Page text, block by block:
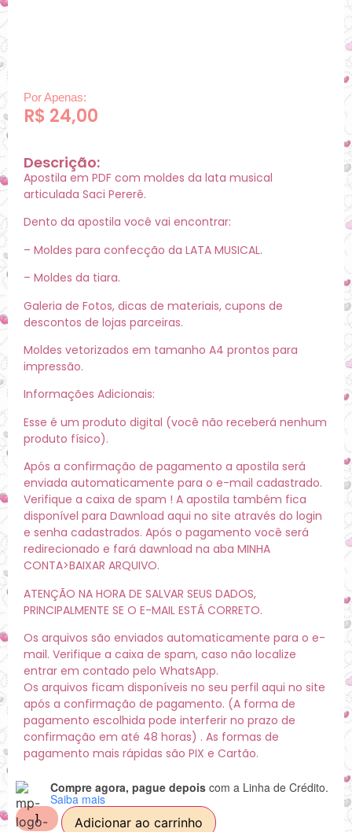
Por Apenas:
R$ 24,00
Descrição:
Apostila em PDF com moldes da lata musical
articulada Saci Pererê.
Dento da apostila você vai encontrar:
– Moldes para confecção da LATA MUSICAL.
– Moldes da tiara.
Galeria de Fotos, dicas de materiais, cupons de
descontos de lojas parceiras.
Moldes vetorizados em tamanho A4 prontos para
impressão.
Informações Adicionais:
Esse é um produto digital (você não receberá nenhum
produto físico).
Após a confirmação de pagamento a apostila será
enviada automaticamente para o e-mail cadastrado.
Verifique a caixa de spam ! A apostila também fica
disponível para Dawnload aqui no site através do login
e senha cadastrados. Após o pagamento você será
redirecionado e fará dawnload na aba MINHA
CONTA>BAIXAR ARQUIVO.
ATENÇÃO NA HORA DE SALVAR SEUS DADOS,
PRINCIPALMENTE SE O E-MAIL ESTÁ CORRETO.
Os arquivos são enviados automaticamente para o e-
mail. Verifique a caixa de spam, caso não localize
entrar em contado pelo WhatsApp.
Os arquivos ficam disponíveis no seu perfil aqui no site
após a confirmação de pagamento. (A forma de
pagamento escolhida pode interferir no prazo de
confirmação em até 48 horas) . As formas de
pagamento mais rápidas são PIX e Cartão.
Compre agora, pague depois com a Linha de Crédito.
Saiba mais
Adicionar ao carrinho